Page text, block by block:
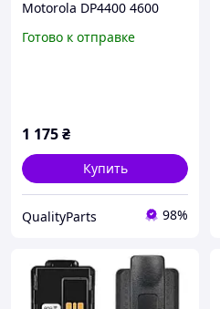
Motorola DP4400 4600
Готово к отправке
1 175₴
Купить
QualityParts 98%